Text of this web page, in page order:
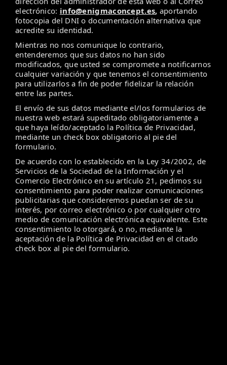
electrónico: info@enigmaconcept.es, ​​ aportando
fotocopia del DNI o documentación alternativa que
acredite su identidad.
Mientras no nos comunique lo contrario,
entenderemos que sus datos no han sido
modificados, que usted se compromete a notificarnos
cualquier variación y que tenemos el consentimiento
para utilizarlos a fin de poder fidelizar la relación
entre las partes.
El envío de sus datos mediante el/los formularios de
nuestra web estará supeditado obligatoriamente a
que haya leído/aceptado la Política de Privacidad,
mediante un check box obligatorio al pie del
formulario.
De acuerdo con lo establecido en la Ley 34/2002, de
Servicios de la Sociedad de la Información y el
Comercio Electrónico en su artículo 21, pedimos su
consentimiento para poder realizar comunicaciones
publicitarias que consideremos puedan ser de su
interés, por correo electrónico o por cualquier otro
medio de comunicación electrónica equivalente. Este
consentimiento lo otorgará, o no, mediante la
aceptación de la Política de Privacidad en el citado
check box al pie del formulario.